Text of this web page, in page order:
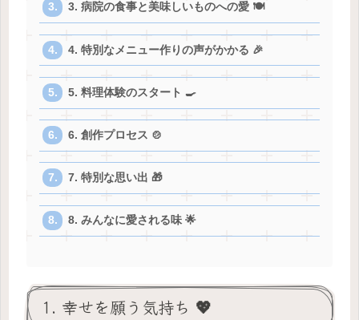
3. 病院の食事と美味しいものへの愛 🍽️
4. 特別なメニュー作りの声がかかる 🎉
5. 料理体験のスタート 🍳
6. 創作プロセス 🍲
7. 特別な思い出 🎁
8. みんなに愛される味 🌟
1. 幸せを願う気持ち 💖